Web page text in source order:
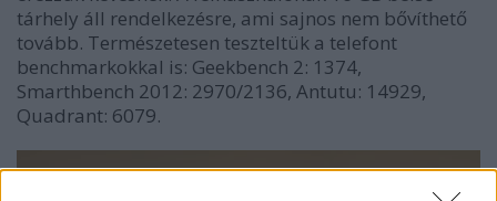
tárhely áll rendelkezésre, ami sajnos nem bővíthető
tovább. Természetesen teszteltük a telefont
benchmarkokkal is: Geekbench 2: 1374,
Smarthbench 2012: 2970/2136, Antutu: 14929,
Quadrant: 6079.